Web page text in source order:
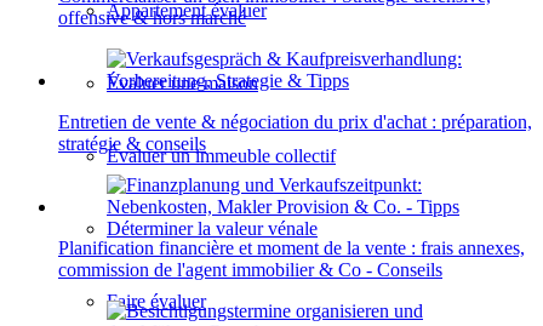
Appartement évaluer
Évaluer une maison
Évaluer un immeuble collectif
Déterminer la valeur vénale
Faire évaluer
offensive & hors marché
Entretien de vente & négociation du prix d'achat : préparation,
stratégie & conseils
Planification financière et moment de la vente : frais annexes,
commission de l'agent immobilier & Co - Conseils